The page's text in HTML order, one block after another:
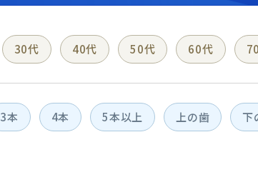
30代 40代 50代 60代
3本 4本 5本以上 上の歯 下